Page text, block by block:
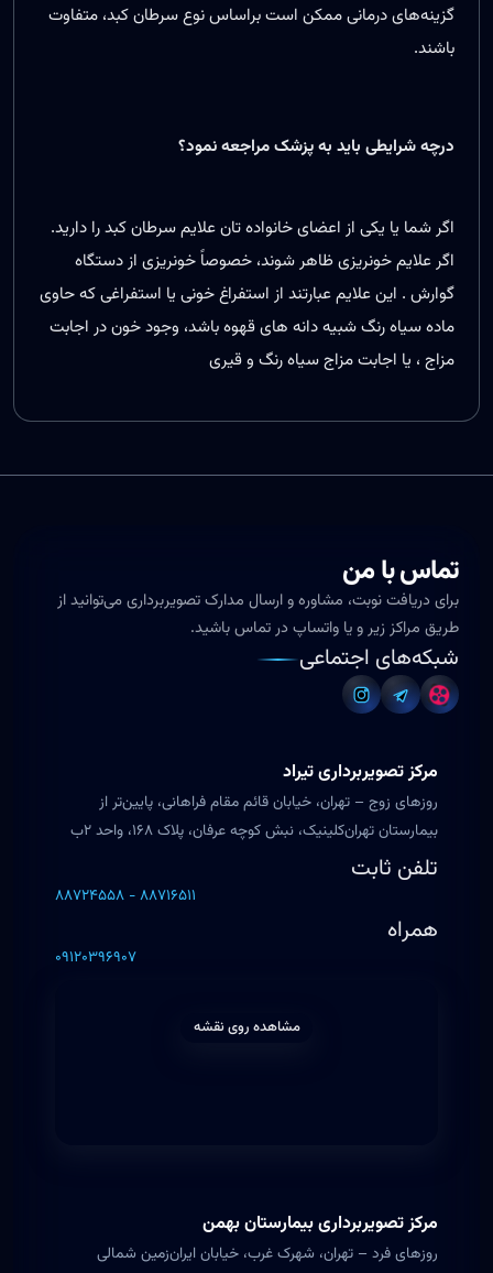
گزینه‌های درمانی ممکن است براساس نوع سرطان کبد، متفاوت
باشند.
درچه شرایطی باید به پزشک مراجعه نمود؟
اگر شما یا یکی از اعضای خانواده تان علایم سرطان کبد را دارید.
اگر علایم خونریزی ظاهر شوند، خصوصاً خونریزی از دستگاه
گوارش . این علایم عبارتند از استفراغ خونی یا استفراغی که حاوی
ماده سیاه رنگ شبیه دانه های قهوه باشد، وجود خون در اجابت
مزاج ، یا اجابت مزاج سیاه رنگ و قیری
تماس با من
برای دریافت نوبت، مشاوره و ارسال مدارک تصویربرداری می‌توانید از
طریق مراکز زیر و یا واتساپ در تماس باشید.
شبکه‌های اجتماعی
مرکز تصویربرداری تیراد
روزهای زوج – تهران، خیابان قائم مقام فراهانی، پایین‌تر از
بیمارستان تهران‌کلینیک، نبش کوچه عرفان، پلاک ۱۶۸، واحد ۲ب
تلفن ثابت
۸۸۷۲۴۵۵۸ - ۸۸۷۱۶۵۱۱
همراه
۰۹۱۲۰۳۹۶۹۰۷
مشاهده روی نقشه
مرکز تصویربرداری بیمارستان بهمن
روزهای فرد – تهران، شهرک غرب، خیابان ایران‌زمین شمالی